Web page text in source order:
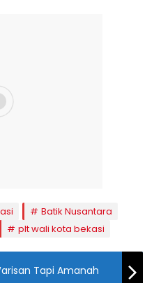
Batik Nusantara
plt wali kota bekasi
Tapi Amanah